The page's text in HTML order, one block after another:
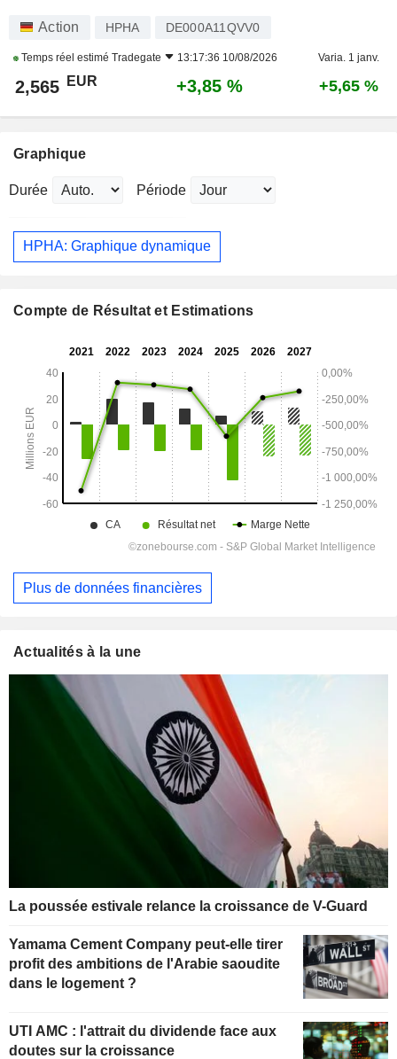
Action HPHA DE000A11QVV0
Temps réel estimé Tradegate 13:17:36 10/08/2026 Varia. 1 janv.
2,565 EUR +3,85 % +5,65 %
Graphique
Durée Période
HPHA: Graphique dynamique
Compte de Résultat et Estimations
Plus de données financières
Actualités à la une
La poussée estivale relance la croissance de V-Guard
Yamama Cement Company peut-elle tirer
profit des ambitions de l'Arabie saoudite
dans le logement ?
UTI AMC : l'attrait du dividende face aux
doutes sur la croissance